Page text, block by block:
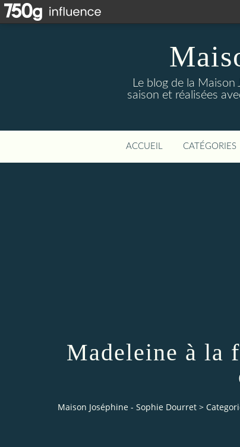
Le blog de la
saison et réalisées
ACCUEIL CATÉGORIES
Madeleine à la
Maison Joséphine - Sophie Dourret >